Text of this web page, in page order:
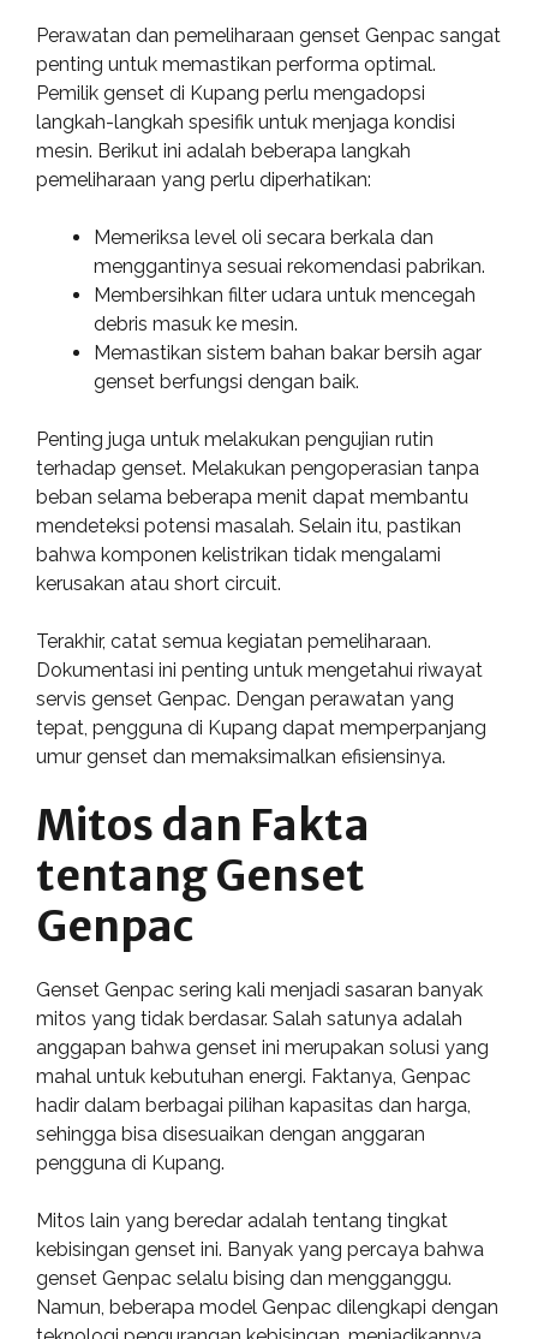
Perawatan dan pemeliharaan genset Genpac sangat
penting untuk memastikan performa optimal.
Pemilik genset di Kupang perlu mengadopsi
langkah-langkah spesifik untuk menjaga kondisi
mesin. Berikut ini adalah beberapa langkah
pemeliharaan yang perlu diperhatikan:
Memeriksa level oli secara berkala dan
menggantinya sesuai rekomendasi pabrikan.
Membersihkan filter udara untuk mencegah
debris masuk ke mesin.
Memastikan sistem bahan bakar bersih agar
genset berfungsi dengan baik.
Penting juga untuk melakukan pengujian rutin
terhadap genset. Melakukan pengoperasian tanpa
beban selama beberapa menit dapat membantu
mendeteksi potensi masalah. Selain itu, pastikan
bahwa komponen kelistrikan tidak mengalami
kerusakan atau short circuit.
Terakhir, catat semua kegiatan pemeliharaan.
Dokumentasi ini penting untuk mengetahui riwayat
servis genset Genpac. Dengan perawatan yang
tepat, pengguna di Kupang dapat memperpanjang
umur genset dan memaksimalkan efisiensinya.
Mitos dan Fakta
tentang Genset
Genpac
Genset Genpac sering kali menjadi sasaran banyak
mitos yang tidak berdasar. Salah satunya adalah
anggapan bahwa genset ini merupakan solusi yang
mahal untuk kebutuhan energi. Faktanya, Genpac
hadir dalam berbagai pilihan kapasitas dan harga,
sehingga bisa disesuaikan dengan anggaran
pengguna di Kupang.
Mitos lain yang beredar adalah tentang tingkat
kebisingan genset ini. Banyak yang percaya bahwa
genset Genpac selalu bising dan mengganggu.
Namun, beberapa model Genpac dilengkapi dengan